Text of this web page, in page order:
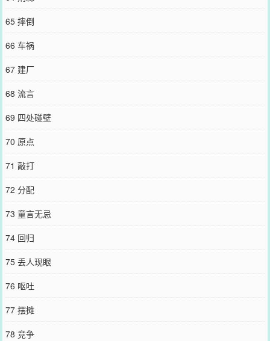
65 摔倒
66 车祸
67 建厂
68 流言
69 四处碰壁
70 原点
71 敲打
72 分配
73 童言无忌
74 回归
75 丢人现眼
76 呕吐
77 摆摊
78 竞争